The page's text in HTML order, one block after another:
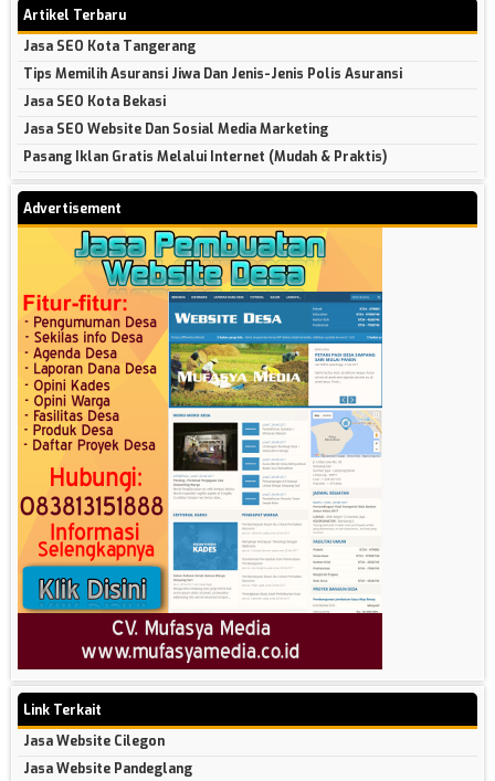
Artikel Terbaru
Jasa SEO Kota Tangerang
Tips Memilih Asuransi Jiwa Dan Jenis-Jenis Polis Asuransi
Jasa SEO Kota Bekasi
Jasa SEO Website Dan Sosial Media Marketing
Pasang Iklan Gratis Melalui Internet (Mudah & Praktis)
Advertisement
Link Terkait
Jasa Website Cilegon
Jasa Website Pandeglang